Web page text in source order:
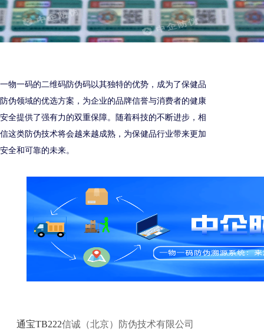
一物一码的二维码防伪码以其独特的优势，成为了保健品
防伪领域的优选方案，为企业的品牌信誉与消费者的健康
安全提供了强有力的双重保障。随着科技的不断进步，相
信这类防伪技术将会越来越成熟，为保健品行业带来更加
安全和可靠的未来。
通宝TB222信诚（北京）防伪技术有限公司